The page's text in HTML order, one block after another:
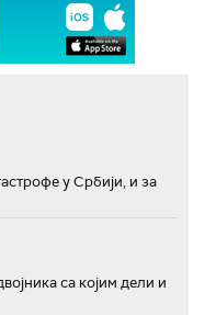
у Србији, и за
са којим дели и